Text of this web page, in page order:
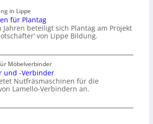
in Lippe
für Plantag
Jahren beteiligt sich Plantag am Projekt
von Lippe Bildung.
Möbelverbinder
und -Verbinder
Nutfräsmaschinen für die
Lamello-Verbindern an.